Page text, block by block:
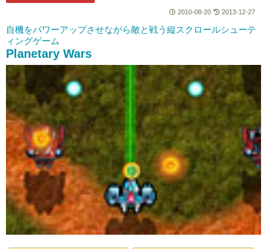
2010-08-20 2013-12-27
自機をパワーアップさせながら敵と戦う縦スクロールシューテ
ィングゲーム
Planetary Wars